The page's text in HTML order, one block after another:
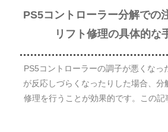
PS5コントローラー分解での
リフト修理の具体的な
PS5コントローラーの調子が悪くなっ
が反応しづらくなったりした場合、分
修理を行うことが効果的です。この記